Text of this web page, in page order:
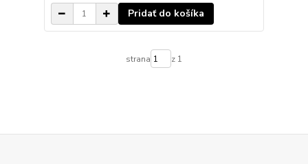
Pridať do košíka
strana z 1